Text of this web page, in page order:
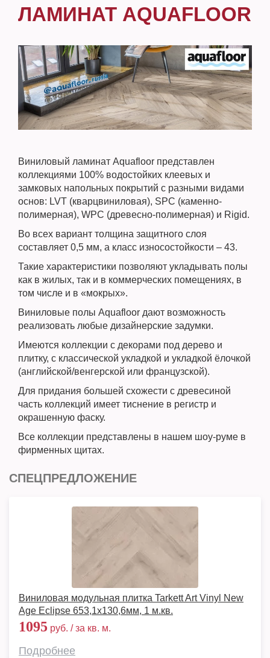
ЛАМИНАТ AQUAFLOOR
Виниловый ламинат Aquafloor представлен
коллекциями 100% водостойких клеевых и
замковых напольных покрытий с разными видами
основ: LVT (кварцвиниловая), SPC (каменно-
полимерная), WPC (древесно-полимерная) и Rigid.
Во всех вариант толщина защитного слоя
составляет 0,5 мм, а класс износостойкости – 43.
Такие характеристики позволяют укладывать полы
как в жилых, так и в коммерческих помещениях, в
том числе и в «мокрых».
Виниловые полы Aquafloor дают возможность
реализовать любые дизайнерские задумки.
Имеются коллекции с декорами под дерево и
плитку, с классической укладкой и укладкой ёлочкой
(английской/венгерской или французской).
Для придания большей схожести с древесиной
часть коллекций имеет тиснение в регистр и
окрашенную фаску.
Все коллекции представлены в нашем шоу-руме в
фирменных щитах.
СПЕЦПРЕДЛОЖЕНИЕ
Виниловая модульная плитка Tarkett Art Vinyl New
Age Eclipse 653,1х130,6мм, 1 м.кв.
1095 руб. / за кв. м.
Подробнее